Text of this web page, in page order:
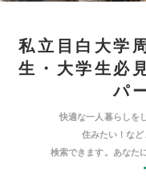
私立目白大学
生・大学生必
パ
快適な一人暮らしを
住みたい！な
検索できます。あなた